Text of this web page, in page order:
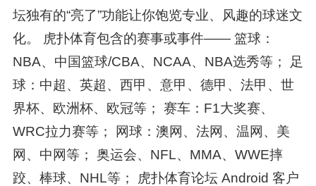
坛独有的“亮了”功能让你饱览专业、风趣的球迷文
化。 虎扑体育包含的赛事或事件—— 篮球：
NBA、中国篮球/CBA、NCAA、NBA选秀等； 足
球：中超、英超、西甲、意甲、德甲、法甲、世
界杯、欧洲杯、欧冠等； 赛车：F1大奖赛、
WRC拉力赛等； 网球：澳网、法网、温网、美
网、中网等； 奥运会、NFL、MMA、WWE摔
跤、棒球、NHL等； 虎扑体育论坛 Android 客户